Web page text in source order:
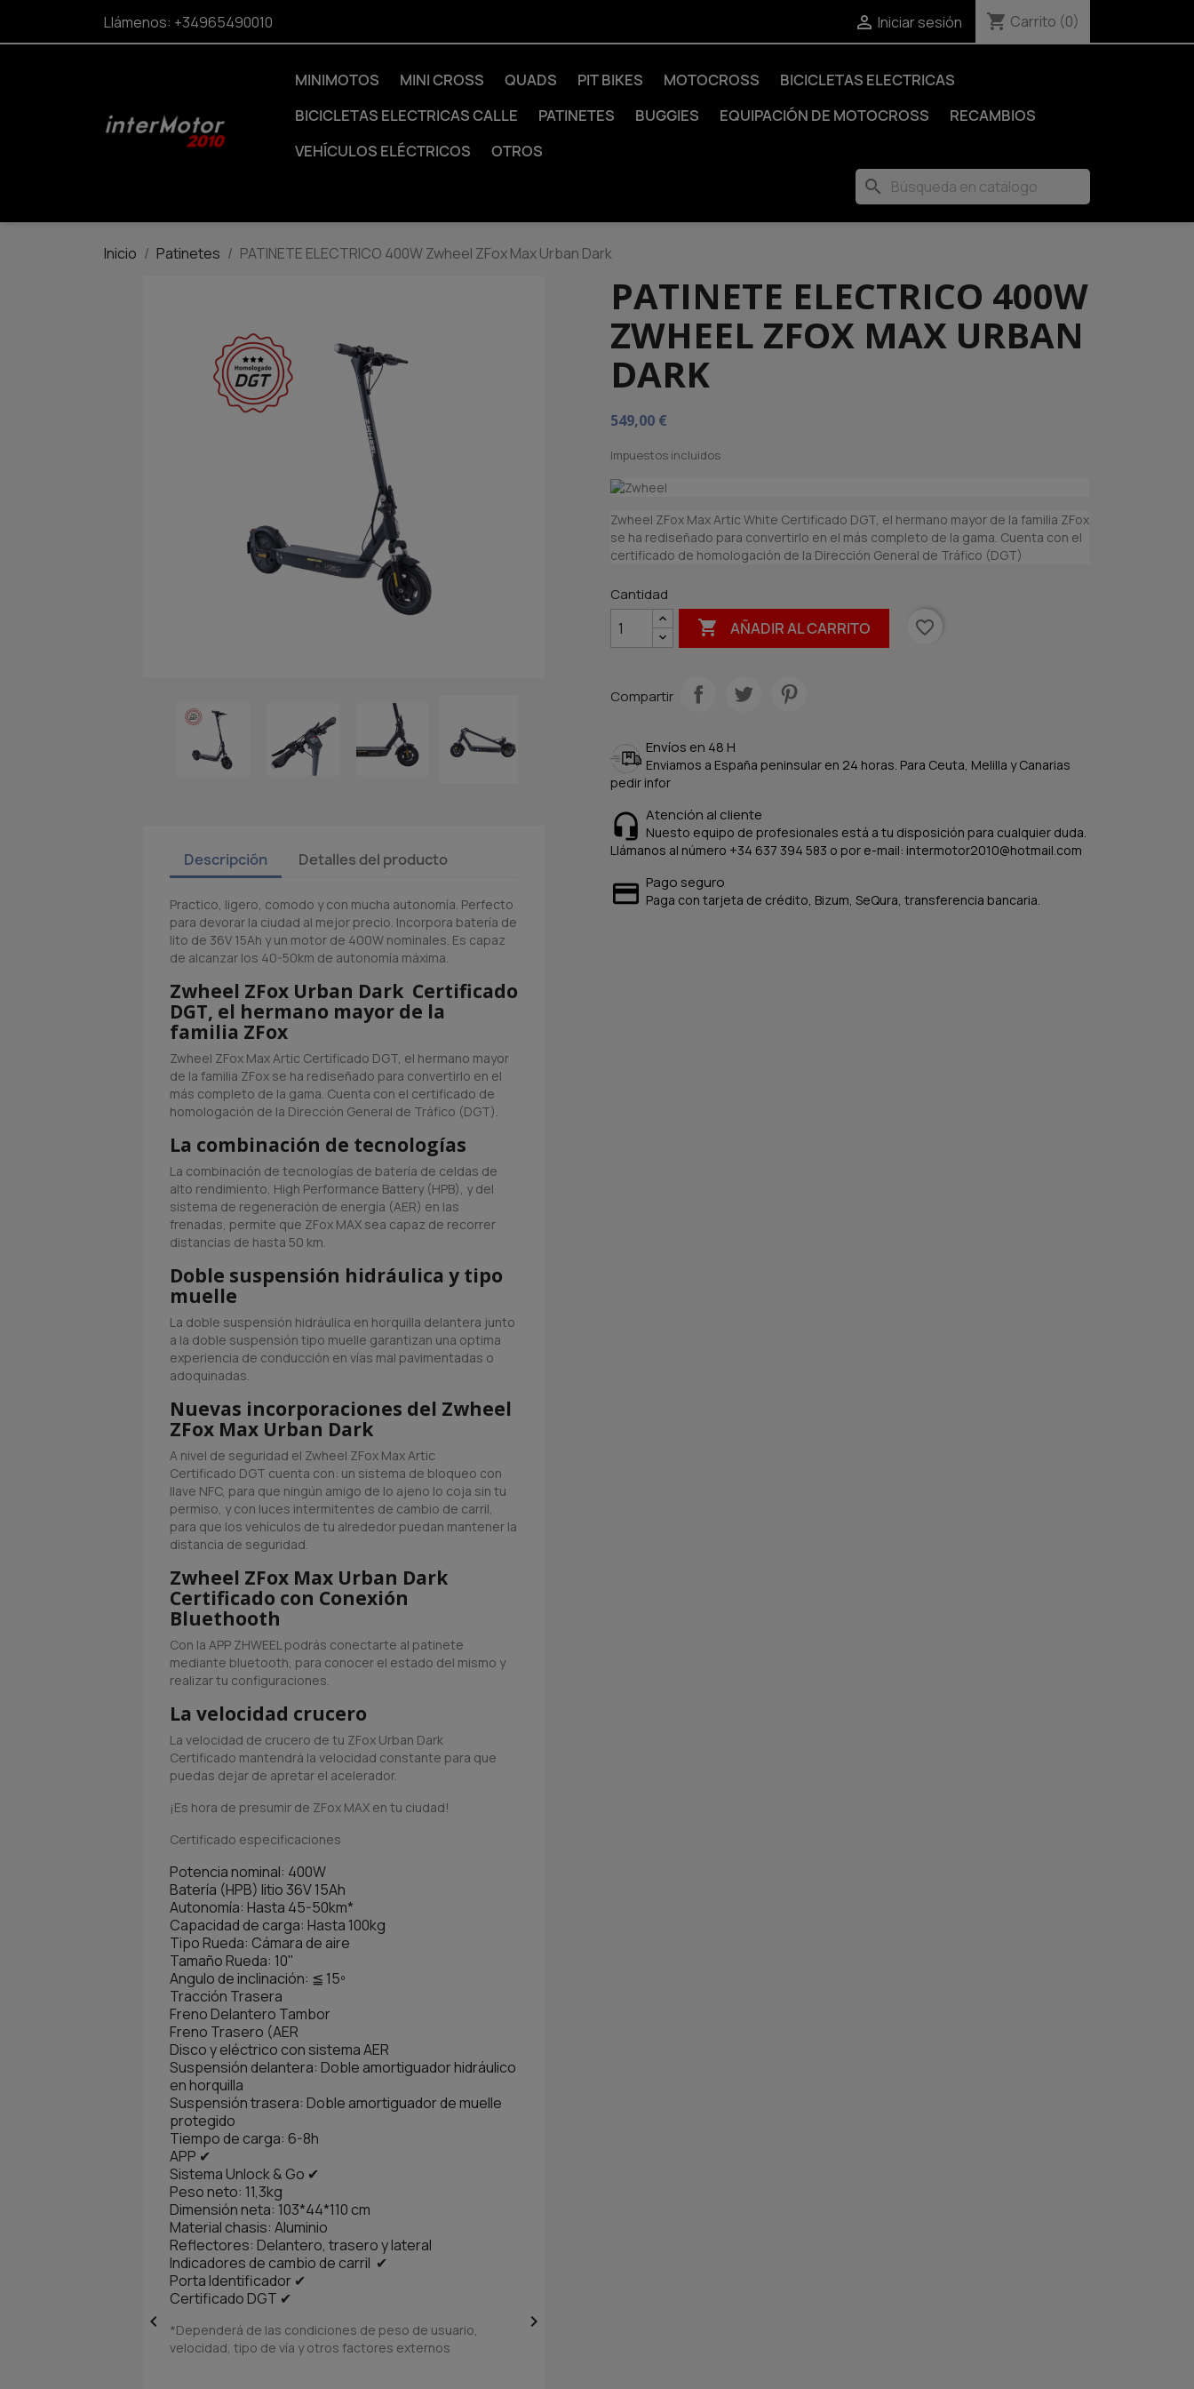
Llámenos: +34965490010  Iniciar sesión shopping_cart Carrito (0)
MINIMOTOS MINI CROSS QUADS PIT BIKES MOTOCROSS
BICICLETAS ELECTRICAS
BICICLETAS ELECTRICAS CALLE
PATINETES BUGGIES EQUIPACIÓN DE MOTOCROSS
RECAMBIOS
VEHÍCULOS ELÉCTRICOS
OTROS
search
Inicio Patinetes PATINETE ELECTRICO 400W Zwheel ZFox Max Urban Dark
 
Descripción Detalles del producto
Practico, ligero, comodo y con mucha autonomía. Perfecto
para devorar la ciudad al mejor precio. Incorpora batería de
lito de 36V 15Ah y un motor de 400W nominales. Es capaz
de alcanzar los 40-50km de autonomía máxima.
Zwheel ZFox Urban Dark Certificado
DGT, el hermano mayor de la
familia ZFox
Zwheel ZFox Max Artic Certificado DGT, el hermano mayor
de la familia ZFox se ha rediseñado para convertirlo en el
más completo de la gama. Cuenta con el certificado de
homologación de la Dirección General de Tráfico (DGT).
La combinación de tecnologías
La combinación de tecnologías de batería de celdas de
alto rendimiento, High Performance Battery (HPB), y del
sistema de regeneración de energía (AER) en las
frenadas, permite que ZFox MAX sea capaz de recorrer
distancias de hasta 50 km.
Doble suspensión hidráulica y tipo
muelle
La doble suspensión hidráulica en horquilla delantera junto
a la doble suspensión tipo muelle garantizan una optima
experiencia de conducción en vías mal pavimentadas o
adoquinadas.
Nuevas incorporaciones del Zwheel
ZFox Max Urban Dark
A nivel de seguridad el Zwheel ZFox Max Artic
Certificado DGT cuenta con: un sistema de bloqueo con
llave NFC, para que ningún amigo de lo ajeno lo coja sin tu
permiso, y con luces intermitentes de cambio de carril,
para que los vehículos de tu alrededor puedan mantener la
distancia de seguridad.
Zwheel ZFox Max Urban Dark
Certificado con Conexión
Bluethooth
Con la APP ZHWEEL podrás conectarte al patinete
mediante bluetooth, para conocer el estado del mismo y
realizar tu configuraciones.
La velocidad crucero
La velocidad de crucero de tu ZFox Urban Dark
Certificado mantendrá la velocidad constante para que
puedas dejar de apretar el acelerador.
¡Es hora de presumir de ZFox MAX en tu ciudad!
Certificado especificaciones
Potencia nominal: 400W
Batería (HPB) litio 36V 15Ah
Autonomía: Hasta 45-50km*
Capacidad de carga: Hasta 100kg
Tipo Rueda: Cámara de aire
Tamaño Rueda: 10"
Angulo de inclinación: ≦ 15º
Tracción Trasera
Freno Delantero Tambor
Freno Trasero (AER
Disco y eléctrico con sistema AER
Suspensión delantera: Doble amortiguador hidráulico
en horquilla
Suspensión trasera: Doble amortiguador de muelle
protegido
Tiempo de carga: 6-8h
APP ✔
Sistema Unlock & Go ✔
Peso neto: 11,3kg
Dimensión neta: 103*44*110 cm
Material chasis: Aluminio
Reflectores: Delantero, trasero y lateral
Indicadores de cambio de carril ✔
Porta Identificador ✔
Certificado DGT ✔
*Dependerá de las condiciones de peso de usuario,
velocidad, tipo de vía y otros factores externos
PATINETE ELECTRICO 400W
ZWHEEL ZFOX MAX URBAN
DARK
549,00 €
Impuestos incluidos
Zwheel ZFox Max Artic White Certificado DGT, el hermano mayor de la familia ZFox
se ha rediseñado para convertirlo en el más completo de la gama. Cuenta con el
certificado de homologación de la Dirección General de Tráfico (DGT)
Cantidad
 AÑADIR AL CARRITO favorite_border
Compartir
Envíos en 48 H
Enviamos a España peninsular en 24 horas. Para Ceuta, Melilla y Canarias
pedir infor
Atención al cliente
Nuesto equipo de profesionales está a tu disposición para cualquier duda.
Llámanos al número +34 637 394 583 o por e-mail: intermotor2010@hotmail.com
Pago seguro
Paga con tarjeta de crédito, Bizum, SeQura, transferencia bancaria.